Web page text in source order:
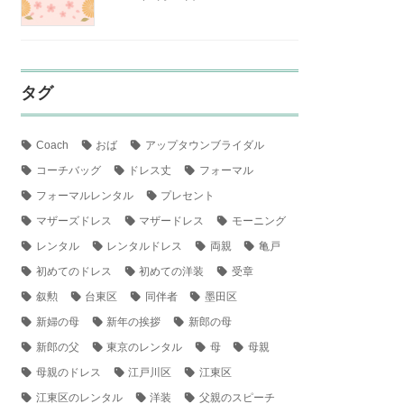
タグ
Coach おば
アップタウンブライダル
コーチバッグ
ドレス丈
フォーマル
フォーマルレンタル
プレセント
マザーズドレス
マザードレス
モーニング
レンタル
レンタルドレス 両親
亀戸
初めてのドレス
初めての洋装
受章
叙勲
台東区 同伴者
墨田区
新婦の母
新年の挨拶
新郎の母
新郎の父
東京のレンタル 母
母親
母親のドレス
江戸川区
江東区
江東区のレンタル
洋装 父親のスピーチ